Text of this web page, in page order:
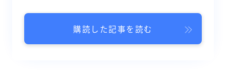
購読した記事を読む